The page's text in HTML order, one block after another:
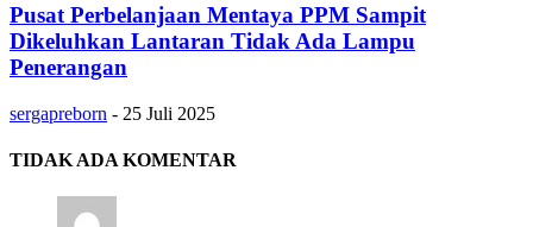
Pusat Perbelanjaan Mentaya PPM Sampit
Dikeluhkan Lantaran Tidak Ada Lampu
Penerangan
sergapreborn - 25 Juli 2025
TIDAK ADA KOMENTAR